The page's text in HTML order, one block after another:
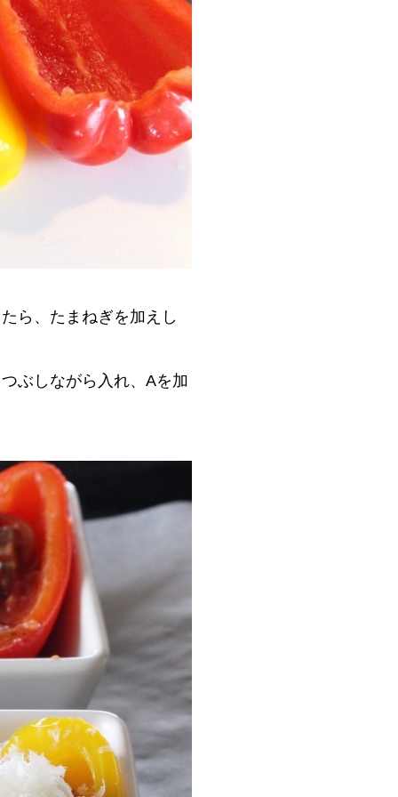
ら、たまねぎを加えし
ぶしながら入れ、Aを加